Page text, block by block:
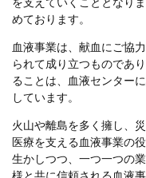
を支えていくこととなり
めております。
血液事業は、献血にご協
られて成り立つものであ
ることは、血液センター
しています。
火山や離島を多く擁し、
医療を支える血液事業の
生かしつつ、一つ一つの